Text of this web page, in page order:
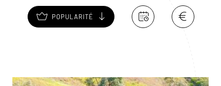
POPULARITÉ